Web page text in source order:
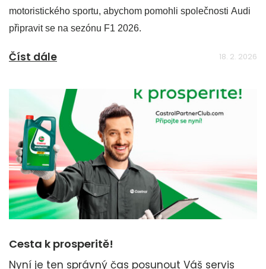
motoristického sportu, abychom pomohli společnosti Audi
připravit se na sezónu F1 2026.
Číst dále 18. 2. 2026
Cesta k prosperitě!
Nyní je ten správný čas posunout Váš servis